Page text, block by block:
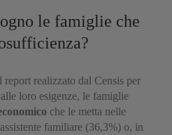
le famiglie che
report realizzato dal Censis per
loro esigenze, le famiglie
che le metta nelle
familiare (36,3%) o, in